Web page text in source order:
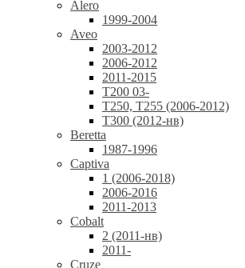
Alero
1999-2004
Aveo
2003-2012
2006-2012
2011-2015
T200 03-
T250, T255 (2006-2012)
T300 (2012-нв)
Beretta
1987-1996
Captiva
1 (2006-2018)
2006-2016
2011-2013
Cobalt
2 (2011-нв)
2011-
Cruze